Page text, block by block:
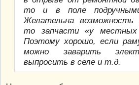
то и в поле
Желательна возможность
то запчасти «у
Поэтому хорошо, если
можно заварить
выпросить в селе и т.д.